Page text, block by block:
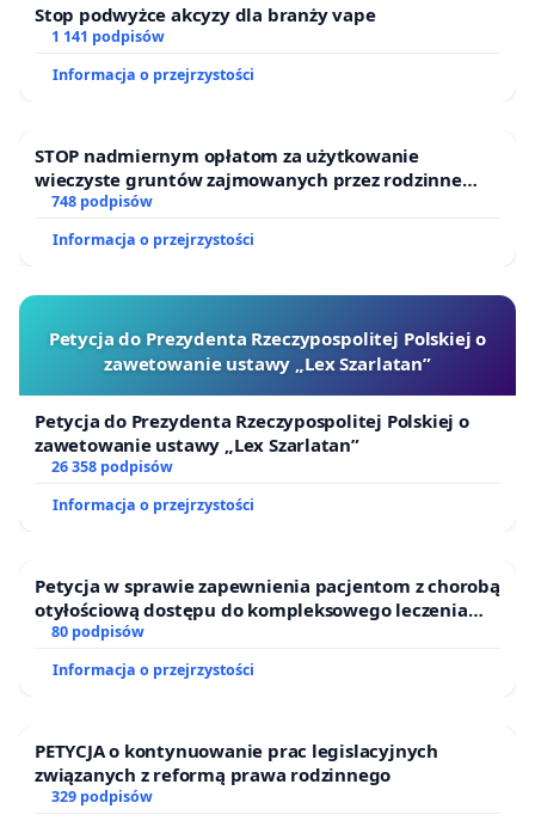
Stop podwyżce akcyzy dla branży vape
1 141 podpisów
Informacja o przejrzystości
STOP nadmiernym opłatom za użytkowanie
wieczyste gruntów zajmowanych przez rodzinne
ogrody działkowe.
748 podpisów
Informacja o przejrzystości
Petycja do Prezydenta Rzeczypospolitej Polskiej o
zawetowanie ustawy „Lex Szarlatan”
Petycja do Prezydenta Rzeczypospolitej Polskiej o
zawetowanie ustawy „Lex Szarlatan”
26 358 podpisów
Informacja o przejrzystości
Petycja w sprawie zapewnienia pacjentom z chorobą
otyłościową dostępu do kompleksowego leczenia
oraz programów profilaktycznych.
80 podpisów
Informacja o przejrzystości
PETYCJA o kontynuowanie prac legislacyjnych
związanych z reformą prawa rodzinnego
329 podpisów